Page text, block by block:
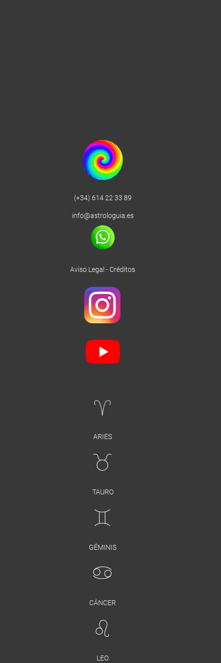
(+34) 614 22 33 89
info@astrologuia.es
Aviso Legal - Créditos
ARIES
TAURO
GÉMINIS
CÁNCER
LEO